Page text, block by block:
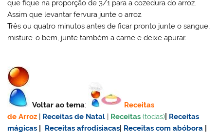
que fique na proporção de 3/1 para a cozedura do arroz.
Assim que levantar fervura junte o arroz.
Três ou quatro minutos antes de ficar pronto junte o sangue,
misture-o bem, junte também a carne e deixe apurar.
Voltar ao tema:
Receitas
de Arroz
Receitas de Natal Receitas (todas)
Receitas
mágicas
Receitas afrodisiacas Receitas com abóbora